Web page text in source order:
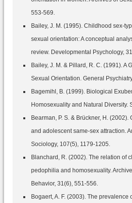
553-569.
Bailey, J. M. (1995). Childhood sex-
sexual orientation: A conceptual
review. Developmental Psychology,
Bailey, J. M. & Pillard, R. C. (1991). A
Sexual Orientation. General
Bagemihl, B. (1999). Biological
Homosexuality and Natural Diversity.
Bearman, P. S. & Brückner, H. (2002).
and adolescent same-sex attraction.
Sociology, 107(5), 1179-1205.
Blanchard, R. (2002). The relation of
pedophilia and homosexuality.
Behavior, 31(6), 551-556.
Bogaert, A. F. (2003). The prevalence